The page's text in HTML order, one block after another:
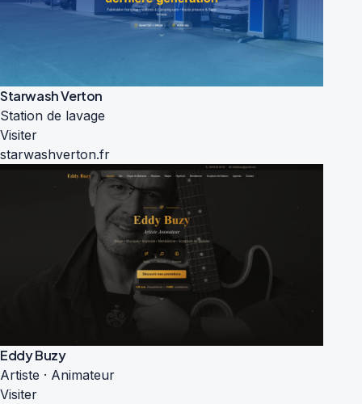
Starwash Verton
Station de lavage
Visiter
starwashverton.fr
Eddy Buzy
Artiste · Animateur
Visiter